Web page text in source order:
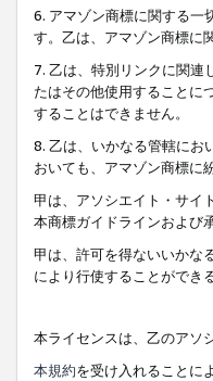
6. アマゾン商標に関する一
す。乙は、アマゾン商標に
7. 乙は、特別リンクに関連
たはその他使用することに
することはできません。
8. 乙は、いかなる管轄にお
おいても、アマゾン商標に
甲は、アソシエイト・サイ
本商標ガイドラインおよび
甲は、許可を得ないいかな
により行使することができ
本ライセンスは、乙のアソ
本規約を受け入れることに